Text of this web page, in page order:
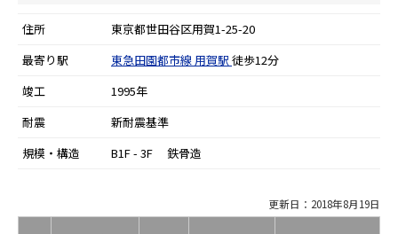
住所
東京都世田谷区用賀1-25-20
最寄り駅
東急田園都市線用賀駅 徒歩12分
竣工
1995年
耐震
新耐震基準
規模・構造
B1F - 3F 鉄骨造
更新日：2018年8月19日